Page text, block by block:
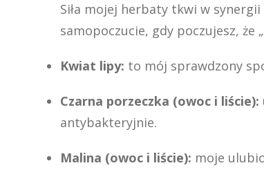
Siła mojej herbaty tkwi w
samopoczucie, gdy poczujesz, że
Kwiat lipy: to mój sprawdzony
Czarna porzeczka (owoc i liście):
antybakteryjnie.
Malina (owoc i liście): moje